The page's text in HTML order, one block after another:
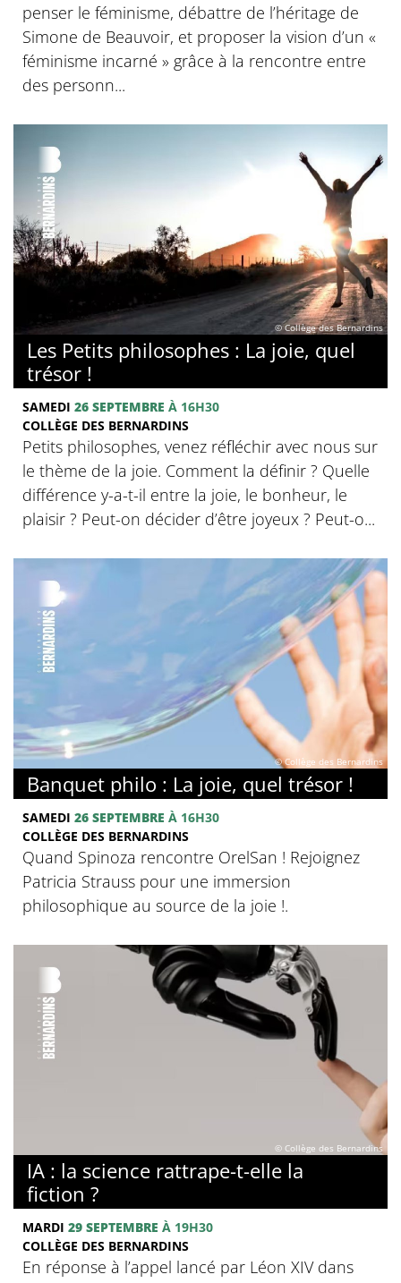
penser le féminisme, débattre de l’héritage de
Simone de Beauvoir, et proposer la vision d’un «
féminisme incarné » grâce à la rencontre entre
des personn...
© Collège des Bernardins
Les Petits philosophes : La joie, quel
trésor !
SAMEDI 26 SEPTEMBRE À 16H30
COLLÈGE DES BERNARDINS
Petits philosophes, venez réfléchir avec nous sur
le thème de la joie. Comment la définir ? Quelle
différence y-a-t-il entre la joie, le bonheur, le
plaisir ? Peut-on décider d’être joyeux ? Peut-o...
© Collège des Bernardins
Banquet philo : La joie, quel trésor !
SAMEDI 26 SEPTEMBRE À 16H30
COLLÈGE DES BERNARDINS
Quand Spinoza rencontre OrelSan ! Rejoignez
Patricia Strauss pour une immersion
philosophique au source de la joie !.
© Collège des Bernardins
IA : la science rattrape-t-elle la
fiction ?
MARDI 29 SEPTEMBRE À 19H30
COLLÈGE DES BERNARDINS
En réponse à l’appel lancé par Léon XIV dans